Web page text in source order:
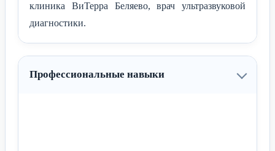
клиника ВиТерра Беляево, врач ультразвуковой
диагностики.
Профессиональные навыки